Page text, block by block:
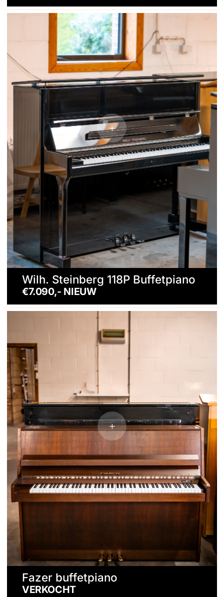
Wilh. Steinberg 118P Buffetpiano
€7.090,- NIEUW
Fazer buffetpiano
VERKOCHT